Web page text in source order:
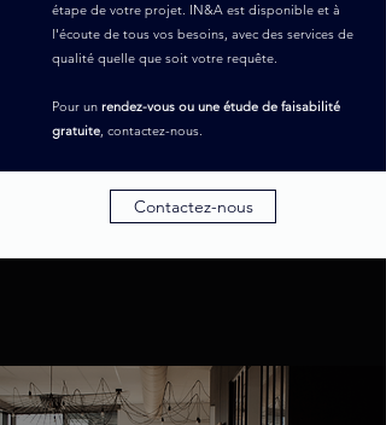
étape de votre projet. IN&A est disponible et à
l'écoute de tous vos besoins, avec des services de
qualité quelle que soit votre requête.
Pour un rendez-vous ou une étude de faisabilité
gratuite, contactez-nous.
Contactez-nous